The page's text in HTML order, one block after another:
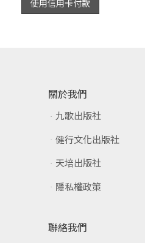
使用信用卡付款
關於我們
九歌出版社
健行文化出版社
天培出版社
隱私權政策
聯絡我們